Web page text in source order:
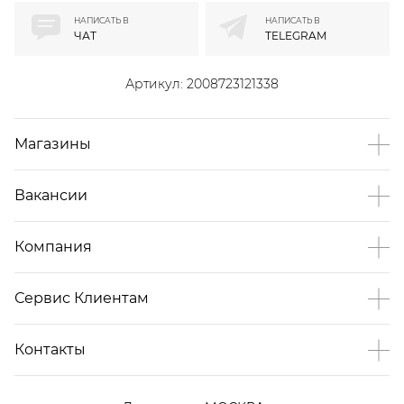
Артикул: 2008723121338
НАПИСАТЬ В
ЧАТ
НАПИСАТЬ В
TELEGRAM
Магазины
Вакансии
Компания
Сервис Клиентам
Контакты